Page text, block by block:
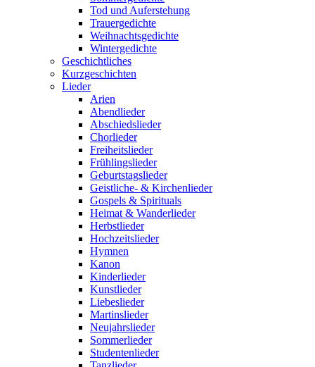
Tod und Auferstehung
Trauergedichte
Weihnachtsgedichte
Wintergedichte
Geschichtliches
Kurzgeschichten
Lieder
Arien
Abendlieder
Abschiedslieder
Chorlieder
Freiheitslieder
Frühlingslieder
Geburtstagslieder
Geistliche- & Kirchenlieder
Gospels & Spirituals
Heimat & Wanderlieder
Herbstlieder
Hochzeitslieder
Hymnen
Kanon
Kinderlieder
Kunstlieder
Liebeslieder
Martinslieder
Neujahrslieder
Sommerlieder
Studentenlieder